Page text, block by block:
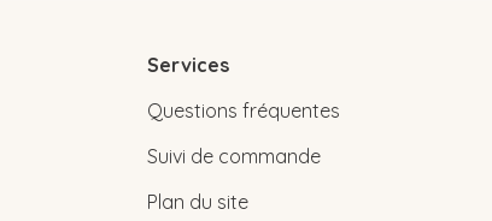
Services
Questions fréquentes
Suivi de commande
Plan du site